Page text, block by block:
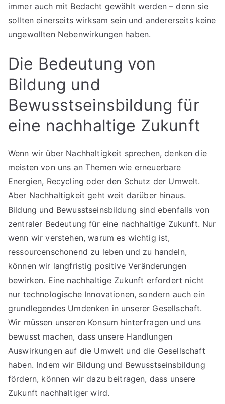
immer auch mit Bedacht gewählt werden – denn sie
sollten einerseits wirksam sein und andererseits keine
ungewollten Nebenwirkungen haben.
Die Bedeutung von
Bildung und
Bewusstseinsbildung für
eine nachhaltige Zukunft
Wenn wir über Nachhaltigkeit sprechen, denken die
meisten von uns an Themen wie erneuerbare
Energien, Recycling oder den Schutz der Umwelt.
Aber Nachhaltigkeit geht weit darüber hinaus.
Bildung und Bewusstseinsbildung sind ebenfalls von
zentraler Bedeutung für eine nachhaltige Zukunft. Nur
wenn wir verstehen, warum es wichtig ist,
ressourcenschonend zu leben und zu handeln,
können wir langfristig positive Veränderungen
bewirken. Eine nachhaltige Zukunft erfordert nicht
nur technologische Innovationen, sondern auch ein
grundlegendes Umdenken in unserer Gesellschaft.
Wir müssen unseren Konsum hinterfragen und uns
bewusst machen, dass unsere Handlungen
Auswirkungen auf die Umwelt und die Gesellschaft
haben. Indem wir Bildung und Bewusstseinsbildung
fördern, können wir dazu beitragen, dass unsere
Zukunft nachhaltiger wird.